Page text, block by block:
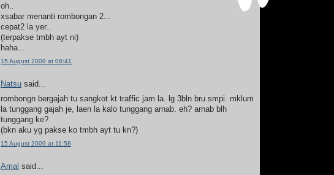
oh..
xsabar menanti rombongan 2...
cepat2 la yer..
(terpakse tmbh ayt ni)
haha...
15 August 2009 at 08:41
Natsu said...
rombongn bergajah tu sangkot kt traffic jam la. lg 3bln bru smpi. mklum
la tunggang gajah je, laen la kalo tunggang arnab. eh? arnab blh
tunggang ke?
(bkn aku yg pakse ko tmbh ayt tu kn?)
15 August 2009 at 11:58
Amal said...